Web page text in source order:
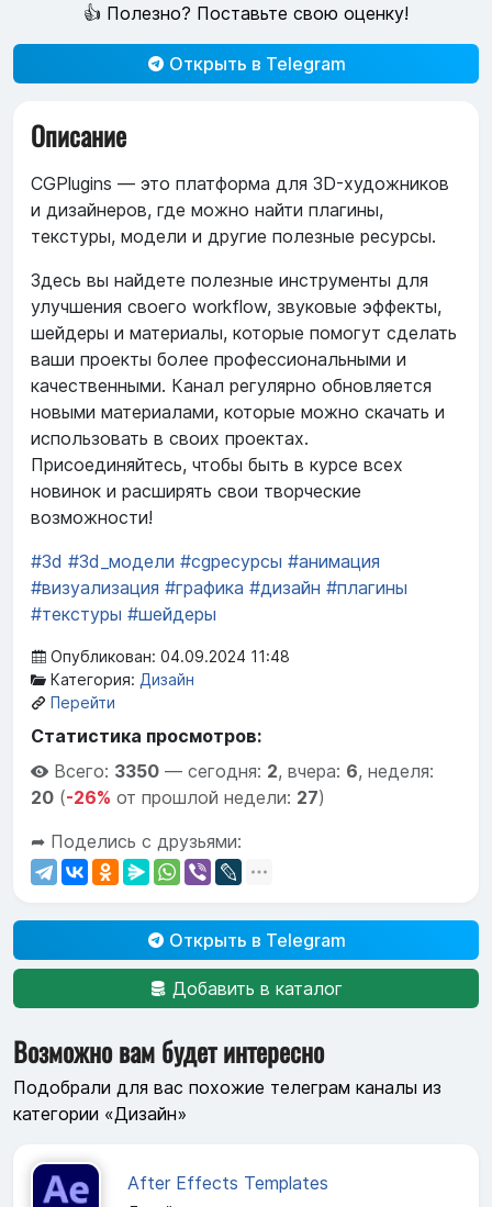
👍 Полезно? Поставьте свою оценку!
Открыть в Telegram
Описание
CGPlugins — это платформа для 3D-художников
и дизайнеров, где можно найти плагины,
текстуры, модели и другие полезные ресурсы.
Здесь вы найдете полезные инструменты для
улучшения своего workflow, звуковые эффекты,
шейдеры и материалы, которые помогут сделать
ваши проекты более профессиональными и
качественными. Канал регулярно обновляется
новыми материалами, которые можно скачать и
использовать в своих проектах.
Присоединяйтесь, чтобы быть в курсе всех
новинок и расширять свои творческие
возможности!
#3d #3d_модели #cgресурсы #анимация
#визуализация #графика #дизайн #плагины
#текстуры #шейдеры
Опубликован: 04.09.2024 11:48
Категория: Дизайн
Перейти
Статистика просмотров:
Всего: 3350 — сегодня: 2, вчера: 6, неделя:
20 (-26% от прошлой недели: 27)
➦ Поделись с друзьями:
Открыть в Telegram
Добавить в каталог
Возможно вам будет интересно
Подобрали для вас похожие телеграм каналы из
категории «Дизайн»
After Effects Templates